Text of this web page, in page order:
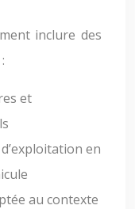
inclure des
et
en
au contexte